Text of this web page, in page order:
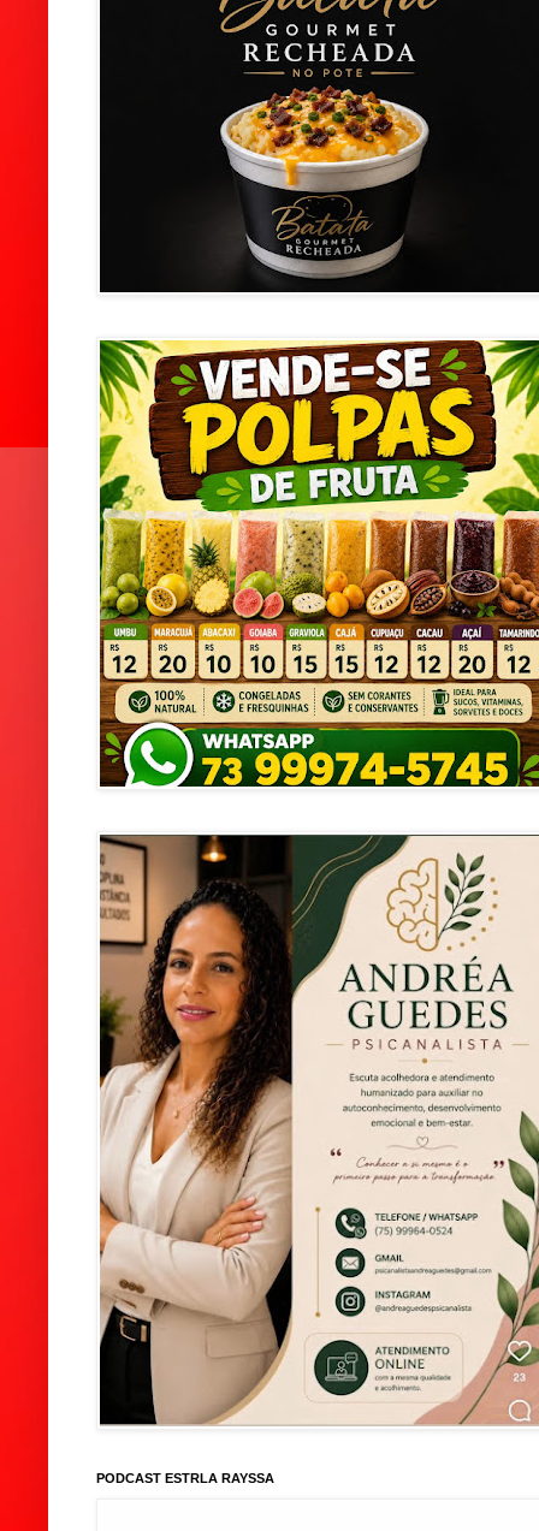
PODCAST ESTRLA RAYSSA